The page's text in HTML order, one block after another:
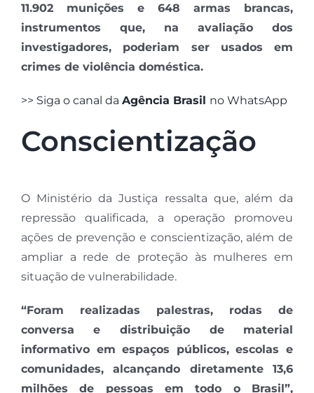
11.902 munições e 648 armas brancas,
instrumentos que, na avaliação dos
investigadores, poderiam ser usados em
crimes de violência doméstica.
>> Siga o canal da Agência Brasil no WhatsApp
Conscientização
O Ministério da Justiça ressalta que, além da
repressão qualificada, a operação promoveu
ações de prevenção e conscientização, além de
ampliar a rede de proteção às mulheres em
situação de vulnerabilidade.
“Foram realizadas palestras, rodas de
conversa e distribuição de material
informativo em espaços públicos, escolas e
comunidades, alcançando diretamente 13,6
milhões de pessoas em todo o Brasil”,